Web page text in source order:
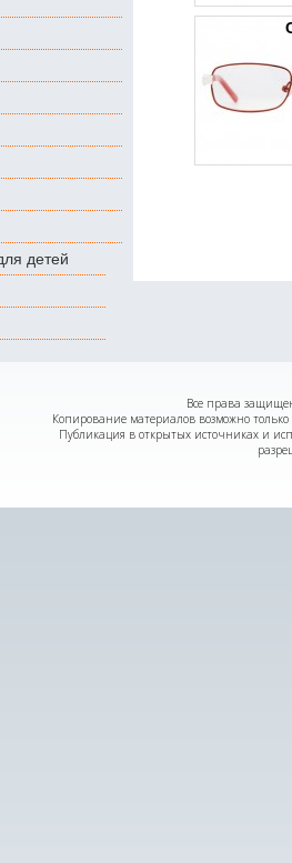
детей
Все права
Копирование материалов возможно
Публикация в открытых источниках и